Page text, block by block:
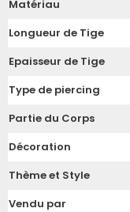
Matériau
Longueur de Tige
Epaisseur de Tige
Type de piercing
Partie du Corps
Décoration
Thème et Style
Vendu par